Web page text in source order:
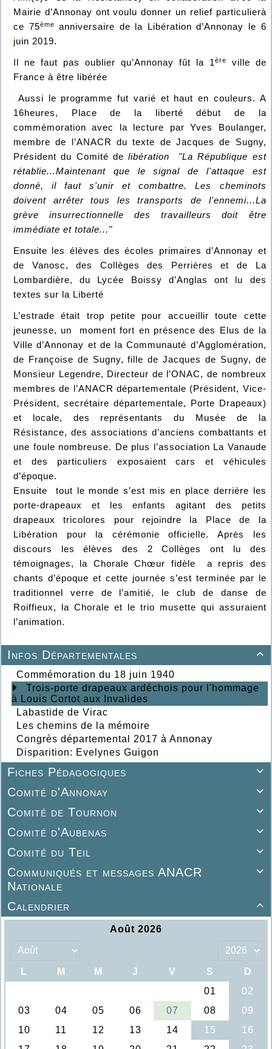

Infos Départementales
Commémoration du 18 juin 1940
Trois-porte drapeaux ardéchois pour l'hommage
à Louis Cortot aux Invalides
Labastide de Virac
Les chemins de la mémoire
Congrès départemental 2017 à Annonay
Disparition: Evelynes Guigon

Fiches Pédagogiques

Comité d'Annonay

Comité de Tournon

Comité d'Aubenas

Comité du Teil

Communiqués et messages ANACR
Nationale

Calendrier
Mairie d’Annonay ont voulu donner un relief particulierà
ce 75ème
anniversaire de la Libération d’Annonay le 6
juin 2019.
Il ne faut pas oublier qu’Annonay fût la 1ère
ville de
France à être libérée
Aussi le programme fut varié et haut en couleurs. A
16heures, Place de la liberté début de la
commémoration avec la lecture par Yves Boulanger,
membre de l’ANACR du texte de Jacques de Sugny,
Président du Comité delibération "La République est
rétablie...Maintenant que le signal de l'attaque est
donné, il faut s'unir et combattre. Les cheminots
doivent arrêter tous les transports de l'ennemi...La
grève insurrectionnelle des travailleurs doit être
immédiate et totale..."
Ensuite les élèves des écoles primaires d’Annonay et
de Vanosc, des Collèges des Perrières et de La
Lombardière, du Lycée Boissy d’Anglas ont lu des
textes sur la Liberté
L’estrade était trop petite pour accueillir toute cette
jeunesse, un moment fort en présence des Elus de la
Ville d’Annonay et de la Communauté d’Agglomération,
de Françoise de Sugny, fille de Jacques de Sugny, de
Monsieur Legendre, Directeur de l’ONAC, de nombreux
membres de l’ANACR départementale (Président, Vice-
Président, secrétaire départementale, Porte Drapeaux)
et locale, des représentants du Musée de la
Résistance, des associations d’anciens combattants et
une foule nombreuse. De plus l’association La Vanaude
et des particuliers exposaient cars et véhicules
d’époque.
Ensuite tout le monde s’est mis en place derrière les
porte-drapeaux et les enfants agitant des petits
drapeaux tricolores pour rejoindre la Place de la
Libération pour la cérémonie officielle. Après les
discours les élèves des 2 Collèges ont lu des
témoignages, la Chorale Chœur fidèle a repris des
chants d’époque et cette journée s’est terminée par le
traditionnel verre de l’amitié, le club de danse de
Roiffieux, la Chorale et le trio musette qui assuraient
l’animation.